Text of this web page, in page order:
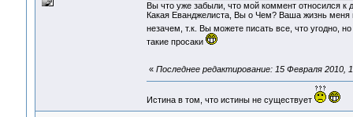
Вы что уже забыли, что мой коммент относился к
Какая Еванджелиста, Вы о Чем? Ваша жизнь
незачем, т.к. Вы можете писать все, что угодно,
такие просаки
« Последнее редактирование: 15 Февраля 2010,
Истина в том, что истины не существует